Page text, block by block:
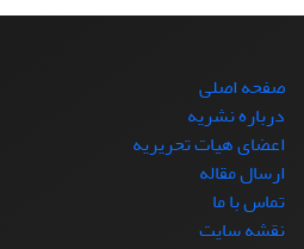
صفحه اصلی
درباره نشریه
اعضای هیات تحریریه
ارسال مقاله
تماس با ما
نقشه سایت